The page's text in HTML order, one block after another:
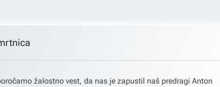
žalostno vest, da nas je zapustil naš predragi Anton